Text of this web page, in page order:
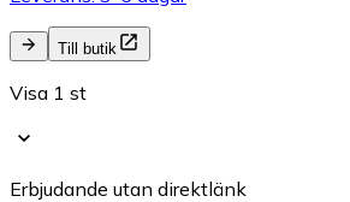
Till butik
Visa 1 st
Erbjudande utan direktlänk